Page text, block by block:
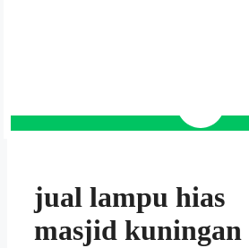
jual lampu hias
masjid kuningan